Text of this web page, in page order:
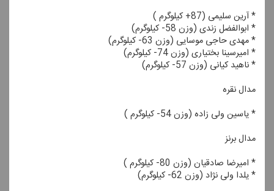
* آرین سلیمی (87+ كیلوگرم )
* ابوالفضل زندی (وزن 58- كیلوگرم)
* مهدی حاجی موسایی (وزن 63- كیلوگرم)
* امیرسینا بختیاری (وزن 74- كیلوگرم)
* ناهید كیانی (وزن 57- كیلوگرم)
مدال نقره
* یاسین ولی زاده (وزن 54- كیلوگرم )
مدال برنز
* امیرضا صادقیان (وزن 80- كیلوگرم )
* یلدا ولی نژاد (وزن 62- كیلوگرم)